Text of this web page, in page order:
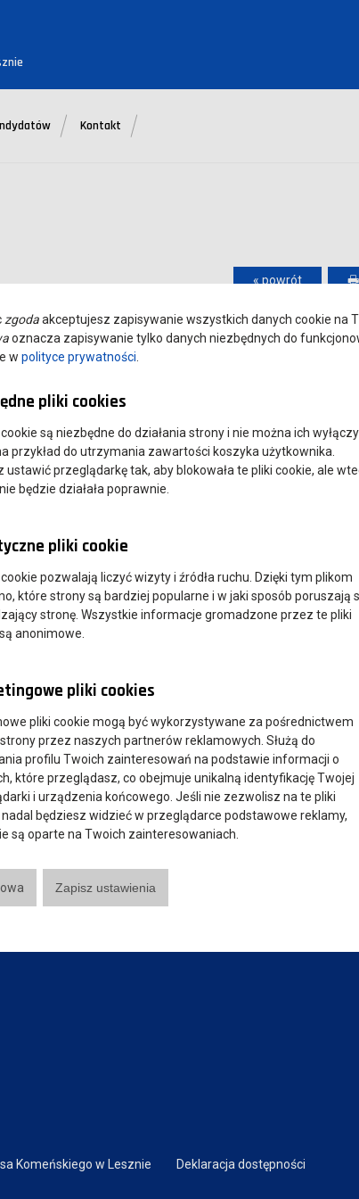
Kontakt
« powrót 🖶
Przydatne linki:
Aktualności
Władze Uczelni
Senat Uczelni
Dostępność
Dział IT
Instytuty:
Instytut
Instytut
Instytut
Komeńskiego w Lesznie Deklaracja dostępności
zgodaakceptujesz zapisywanie wszystkich danych cookie na
oznacza zapisywanie tylko danych niezbędnych do
w polityce prywatności
pliki cookies
są niezbędne do działania strony i nie można ich
przykład do utrzymania zawartości koszyka użytkownika.
ustawić przeglądarkę tak, aby blokowała te pliki cookie, ale
będzie działała poprawnie.
pliki cookie
pozwalają liczyć wizyty i źródła ruchu. Dzięki tym plikom
które strony są bardziej popularne i w jaki sposób poruszają
stronę. Wszystkie informacje gromadzone przez te pliki
anonimowe.
pliki cookies
pliki cookie mogą być wykorzystywane za pośrednictwem
przez naszych partnerów reklamowych. Służą do
profilu Twoich zainteresowań na podstawie informacji o
które przeglądasz, co obejmuje unikalną identyfikację Twojej
i urządzenia końcowego. Jeśli nie zezwolisz na te pliki
nadal będziesz widzieć w przeglądarce podstawowe reklamy,
są oparte na Twoich zainteresowaniach.
Zapisz ustawienia